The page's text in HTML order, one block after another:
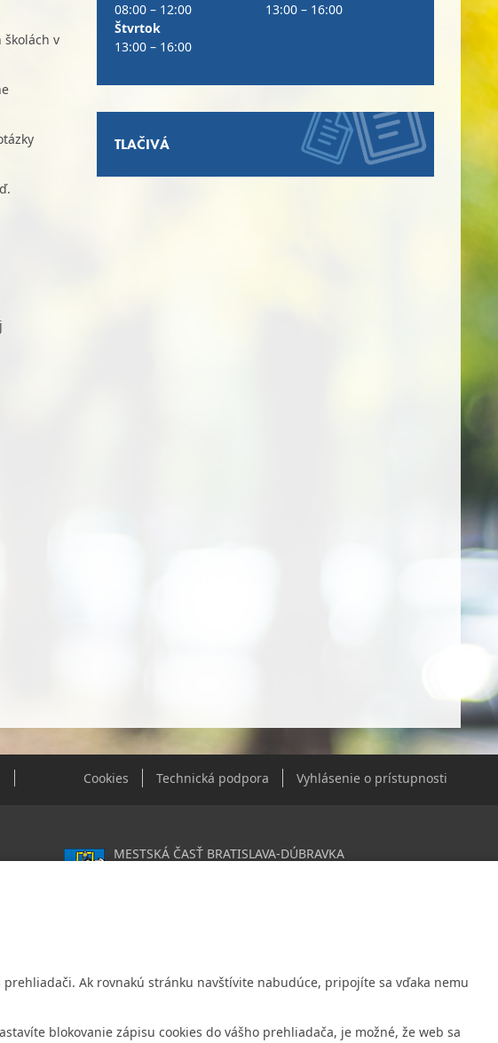
Ak rovnakú stránku navštívite nabudúce, pripojíte sa vďaka nemu
blokovanie zápisu cookies do vášho prehliadača, je možné, že web sa
školách v
08:00 – 12:00
13:00 – 16:00
Štvrtok
13:00 – 16:00
TLAČIVÁ
Vyhlásenie o prístupnosti
Technická podpora
Cookies
MESTSKÁ ČASŤ BRATISLAVA-DÚBRAVKA
IČ DPH: Nie sme platca DPH
Všeobecná úverová banka, a.s., Mlynské nivy 1, 829 90 Bratislava 25